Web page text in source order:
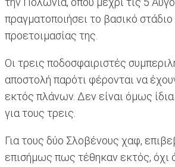
πραγματοποιήσει το βασικό στάδιο
προετοιμασίας της.
Οι τρεις ποδοσφαιριστές
αποστολή παρότι φέρονται να
εκτός πλάνων. Δεν είναι όμως
για τους τρεις.
Για τους δύο Σλοβένους χαφ,
επισήμως πως τέθηκαν εκτός, όχι